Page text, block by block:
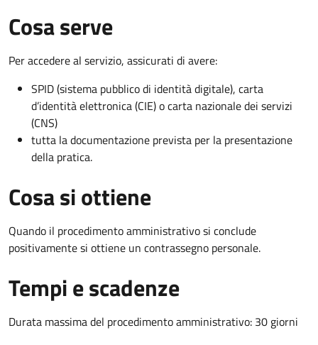
Cosa serve
Per accedere al servizio, assicurati di avere:
SPID (sistema pubblico di identità digitale), carta
d’identità elettronica (CIE) o carta nazionale dei servizi
(CNS)
tutta la documentazione prevista per la presentazione
della pratica.
Cosa si ottiene
Quando il procedimento amministrativo si conclude
positivamente si ottiene un contrassegno personale.
Tempi e scadenze
Durata massima del procedimento amministrativo: 30 giorni